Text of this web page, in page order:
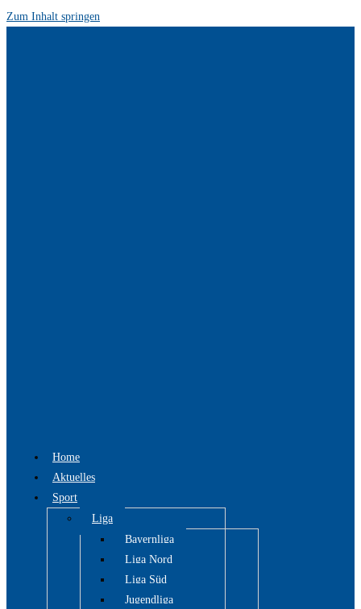
Zum Inhalt springen
Home
Aktuelles
Sport
Liga
Bayernliga
Liga Nord
Liga Süd
Jugendliga